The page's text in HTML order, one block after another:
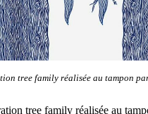
tree family réalisée au tampon
tree family réalisée au